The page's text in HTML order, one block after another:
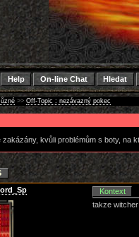
Help On-line Chat Hledat
>> Off-Topic : nezávazný pokec
zakázány, kvůli problémům s boty, na
Kontext
takze